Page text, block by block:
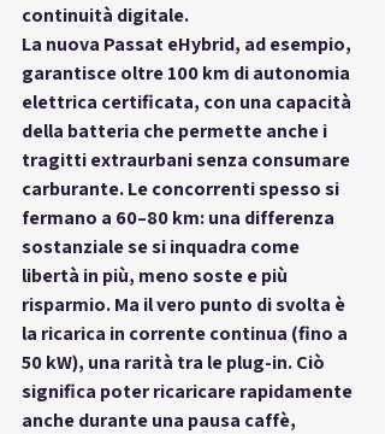
continuità digitale.
La nuova Passat eHybrid, ad esempio,
garantisce oltre 100 km di autonomia
elettrica certificata, con una capacità
della batteria che permette anche i
tragitti extraurbani senza consumare
carburante. Le concorrenti spesso si
fermano a 60–80 km: una differenza
sostanziale se si inquadra come
libertà in più, meno soste e più
risparmio. Ma il vero punto di svolta è
la ricarica in corrente continua (fino a
50 kW), una rarità tra le plug-in. Ciò
significa poter ricaricare rapidamente
anche durante una pausa caffè,